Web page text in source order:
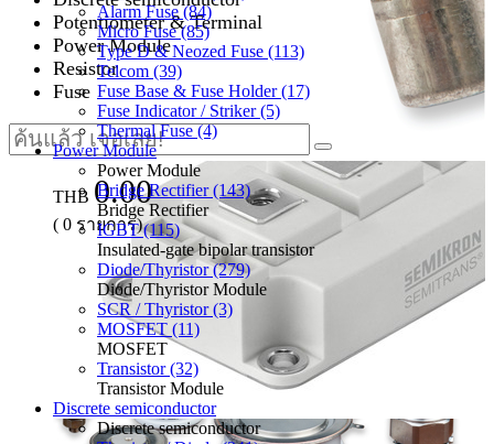
Potentiometer & Terminal
Power Module
Resistor
Fuse
THB 0.00
( 0 รายการ)
Alarm Fuse (84)
Micro Fuse (85)
Type D & Neozed Fuse (113)
Telcom (39)
Fuse Base & Fuse Holder (17)
Fuse Indicator / Striker (5)
Thermal Fuse (4)
Power Module
Power Module
Bridge Rectifier (143)
Bridge Rectifier
IGBT (115)
Insulated-gate bipolar transistor
Diode/Thyristor (279)
Diode/Thyristor Module
SCR / Thyristor (3)
MOSFET (11)
MOSFET
Transistor (32)
Transistor Module
Discrete semiconductor
Discrete semiconductor